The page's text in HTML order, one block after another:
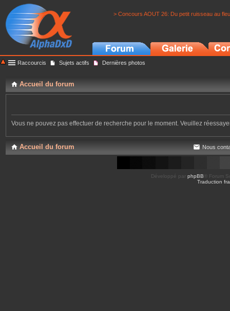
> Concours AOUT 26: Du petit ruisseau au
Raccourcis Sujets actifs Dernières photos
Accueil du forum
Vous ne pouvez pas effectuer de recherche pour le moment. Veuillez
Accueil du forum Nous
Développé par phpBB ® Forum
Traduction